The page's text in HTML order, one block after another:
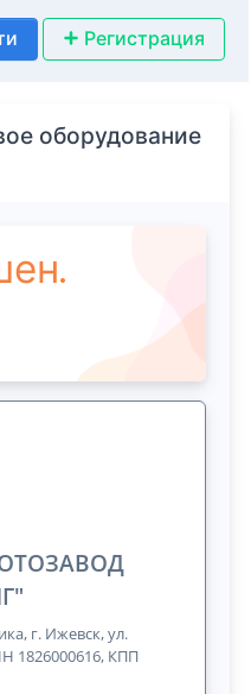
Регистрация
оборудование
г. Ижевск, ул.
1826000616, КПП